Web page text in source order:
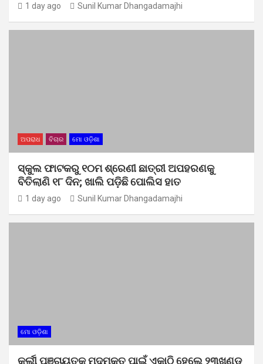
1 day ago Sunil Kumar Dhangadamajhi
ଅପରାଧ ବିଚାର ମୋ ଓଡ଼ିଶା
ସ୍କୁଲ ଫାଟକରୁ ୧୦ମ ଶ୍ରେଣୀ ଛାତ୍ରୀ ଅପହରଣକୁ
ବିତିଲାଣି ୧୮ ଦିନ; ଖାଲି ପଡ଼ିଛି ପୋଲିସ ହାତ
1 day ago Sunil Kumar Dhangadamajhi
ମୋ ଓଡ଼ିଶା
କୁର୍ଲୀ ପଞ୍ଚାୟତକୁ ମଦମୁକ୍ତ ପାଇଁ ଏକାଠି ହେଲେ ୨୩ଖଣ୍ଡ